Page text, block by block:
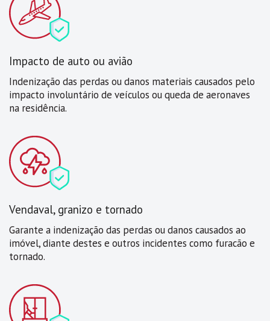
Impacto de auto ou avião
Indenização das perdas ou danos materiais causados pelo
impacto involuntário de veículos ou queda de aeronaves
na residência.
Vendaval, granizo e tornado
Garante a indenização das perdas ou danos causados ao
imóvel, diante destes e outros incidentes como furacão e
tornado.